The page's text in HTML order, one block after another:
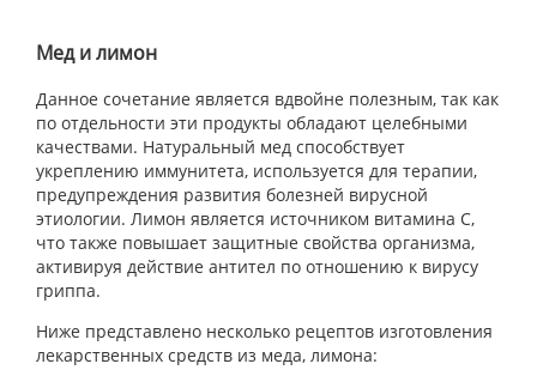
Мед и лимон
Данное сочетание является вдвойне полезным, так как
по отдельности эти продукты обладают целебными
качествами. Натуральный мед способствует
укреплению иммунитета, используется для терапии,
предупреждения развития болезней вирусной
этиологии. Лимон является источником витамина C,
что также повышает защитные свойства организма,
активируя действие антител по отношению к вирусу
гриппа.
Ниже представлено несколько рецептов изготовления
лекарственных средств из меда, лимона: